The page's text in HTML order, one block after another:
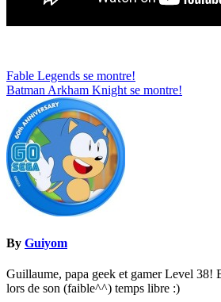
Navigation
de
l’article
Fable Legends se montre!
Batman Arkham Knight se montre!
By Guiyom
Guillaume, papa geek et gamer Level 38!
lors de son (faible^^) temps libre :)